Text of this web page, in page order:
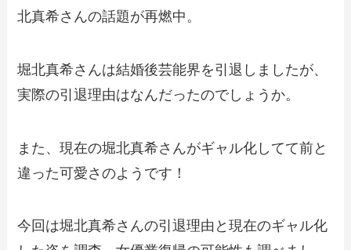
北真希さんの話題が再燃中。
堀北真希さんは結婚後芸能界を引退しましたが、
実際の引退理由はなんだったのでしょうか。
また、現在の堀北真希さんがギャル化してて前と
違った可愛さのようです！
今回は堀北真希さんの引退理由と現在のギャル化